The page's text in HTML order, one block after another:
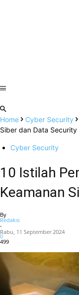
Home Cyber Security
Siber dan Data Security
Cyber Security
10 Istilah
Keamanan
By
Redaksi
-
Rabu, 11 September 2024
0
499